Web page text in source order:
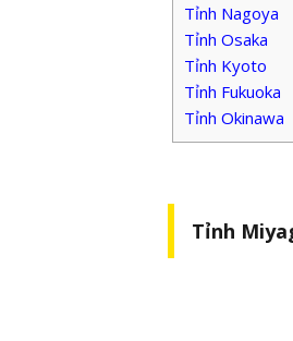
Tỉnh Nagoya
Tỉnh Osaka
Tỉnh Kyoto
Tỉnh Fukuoka
Tỉnh Okinawa
Tỉnh